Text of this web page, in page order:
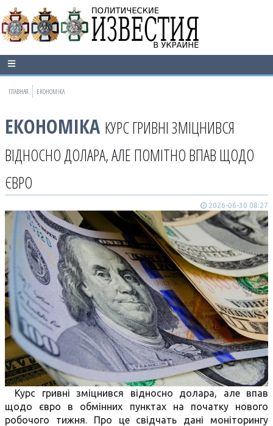
ГЛАВНАЯ ЕКОНОМІКА
ЕКОНОМІКА КУРС ГРИВНІ ЗМІЦНИВСЯ
ВІДНОСНО ДОЛАРА, АЛЕ ПОМІТНО ВПАВ ЩОДО
ЄВРО
2026-06-30 08:27
Курс гривні зміцнився відносно долара, але впав
щодо євро в обмінних пунктах на початку нового
робочого тижня. Про це свідчать дані моніторингу